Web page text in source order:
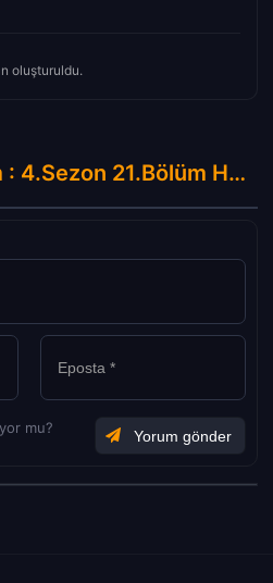
oluşturuldu.
New Amsterdam : 4.Sezon 21.Bölüm Hakkında Yorumlar
mu?